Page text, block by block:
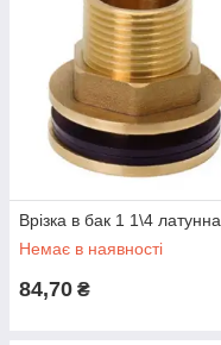
Врізка в бак 1 1\4 латунна
Немає в наявності
84,70 ₴